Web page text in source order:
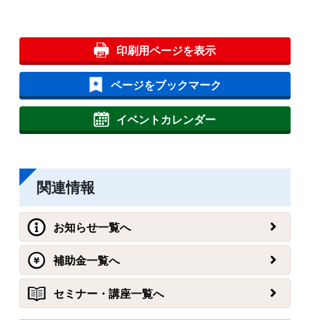
印刷用ページを表示
ページをブックマーク
イベントカレンダー
関連情報
お知らせ一覧へ
補助金一覧へ
セミナー・講座一覧へ